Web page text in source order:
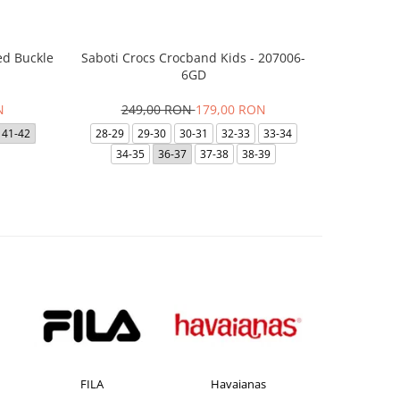
Buckle
41-42
Saboti Crocs Crocband Kids - 207006-
6GD
249,00 RON179,00 RON
28-29 29-30 30-31 32-33
33-34
34-35
36-37 37-38 38-39
FILA Havaianas